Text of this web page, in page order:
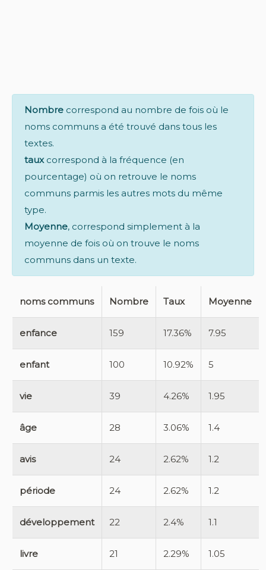
Nombre correspond au nombre de fois où le
noms communs a été trouvé dans tous les
textes.
tauxcorrespond à la fréquence (en
pourcentage) où on retrouve le noms
communs parmis les autres mots du même
type.
Moyenne, correspond simplement à la
moyenne de fois où on trouve le noms
communs dans un texte.
noms communs Nombre Taux Moyenne
enfance 159 17.36% 7.95
enfant 100 10.92% 5
vie 39 4.26% 1.95
âge 28 3.06% 1.4
avis 24 2.62% 1.2
période 24 2.62% 1.2
développement 22 2.4% 1.1
livre 21 2.29% 1.05